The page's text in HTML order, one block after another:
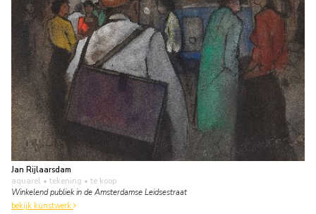
Jan Rijlaarsdam
aquarel • tekening • te koop
Winkelend publiek in de Amsterdamse Leidsestraat
bekijk kunstwerk